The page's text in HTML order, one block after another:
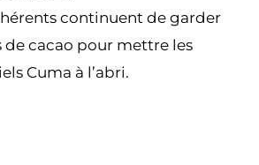
continuent de garder
de cacao pour mettre les
Cuma à l’abri.